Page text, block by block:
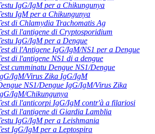
IgG/IgM per a Chikungunya
IgM per a Chikungunya
di Chlamydia Trachomatis Ag
di l'antigene di Cryptosporidium
IgG/IgM per a Dengue
di l'Antigene IgG/IgM/NS1 per a Dengue
di l'antigene NS1 di a dengue
cumminatu Dengue NS1/Dengue
IgM/Virus Zika IgG/IgM
NS1/Dengue IgG/IgM/Virus Zika
IgM/Chikungunya
di l'anticorpi IgG/IgM contr'à a filariosi
di l'antigene di Giardia Lamblia
IgG/IgM per a Leishmania
IgG/IgM per a Leptospira